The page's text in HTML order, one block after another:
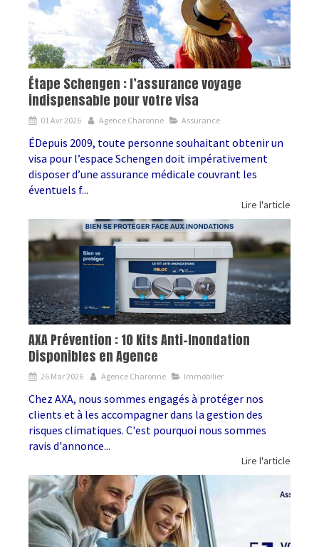
Étape Schengen : l’assurance voyage
indispensable pour votre visa
01 Avr 2026 Agence Charonne Assurance
ÉDepuis 2009, toute personne souhaitant obtenir un
visa pour l’espace Schengen doit impérativement
disposer d’une assurance médicale couvrant les
éventuels f...
Lire l'article
AXA Prévention : 10 Kits Anti-Inondation
Disponibles en Agence
26 Mar 2026 Agence Charonne Immobilier
Chez AXA, nous sommes engagés à protéger nos
clients et à les accompagner dans la gestion des
risques climatiques. C'est pourquoi nous sommes
ravis d'annonce...
Lire l'article